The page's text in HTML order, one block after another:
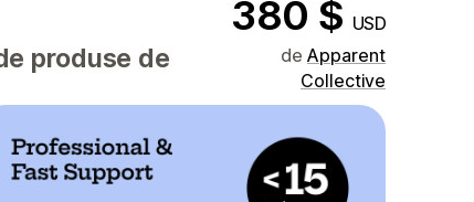
380 $ USD
produse de
de Apparent
Collective